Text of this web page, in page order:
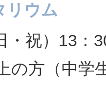
リウム
・祝）13：
の方（中学